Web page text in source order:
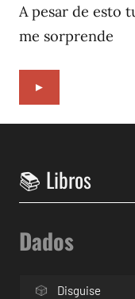
A pesar de esto
me sorprende
►
Dados
Disguise